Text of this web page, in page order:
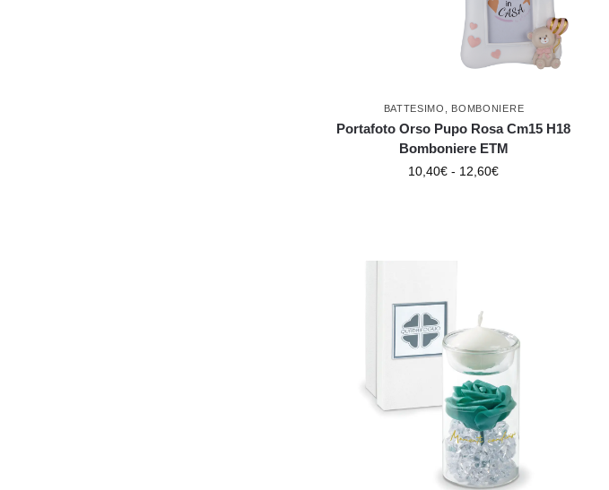
BATTESIMO BOMBONIERE
Portafoto Orso Pupo Rosa Cm15 H18
Bomboniere ETM
10,40€ - 12,60€